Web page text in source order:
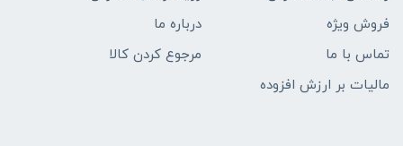
فروش ویژه
درباره ما
تماس با ما
مرجوع کردن کالا
مالیات بر ارزش افزوده